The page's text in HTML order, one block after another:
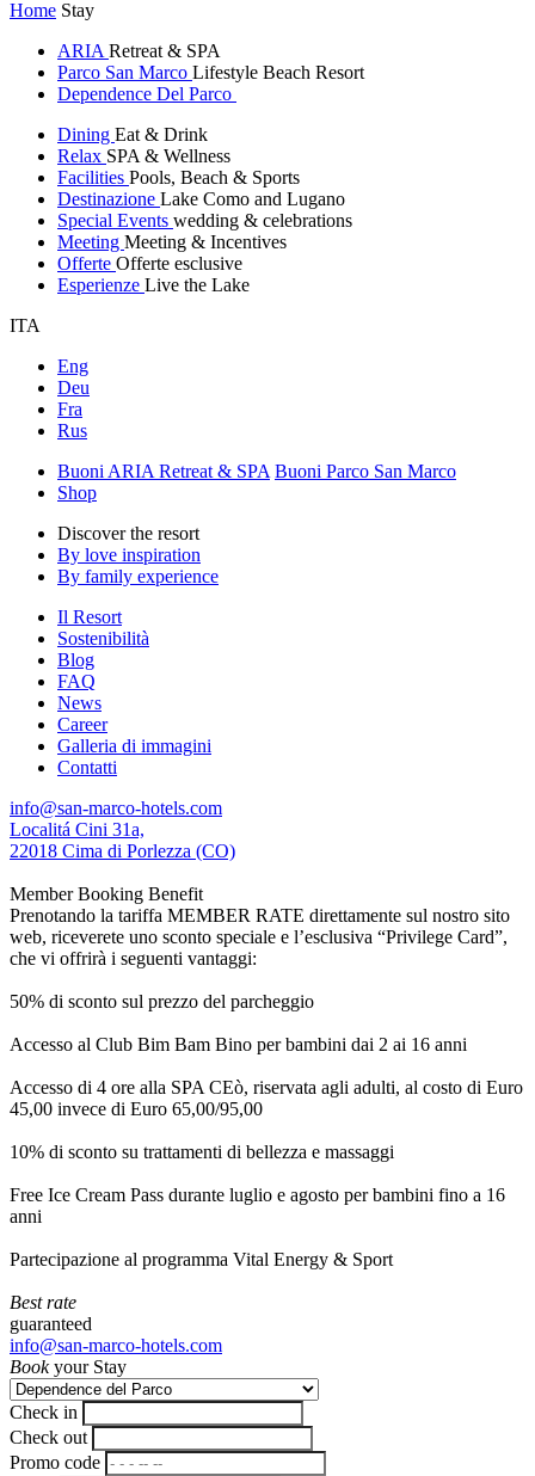
Home Stay
ARIA Retreat & SPA
Parco San Marco Lifestyle Beach Resort
Dependence Del Parco
Dining Eat & Drink
Relax SPA & Wellness
Facilities Pools, Beach & Sports
Destinazione Lake Como and Lugano
Special Events wedding & celebrations
Meeting Meeting & Incentives
Offerte Offerte esclusive
Esperienze Live the Lake
ITA
Eng
Deu
Fra
Rus
Buoni ARIA Retreat & SPA Buoni Parco San Marco
Shop
Discover the resort
By love inspiration
By family experience
Il Resort
Sostenibilità
Blog
FAQ
News
Career
Galleria di immagini
Contatti
info@san-marco-hotels.com
Localitá Cini 31a,
22018 Cima di Porlezza (CO)
Member Booking Benefit
Prenotando la tariffa MEMBER RATE direttamente sul nostro sito
web, riceverete uno sconto speciale e l’esclusiva “Privilege Card”,
che vi offrirà i seguenti vantaggi:
50% di sconto sul prezzo del parcheggio
Accesso al Club Bim Bam Bino per bambini dai 2 ai 16 anni
Accesso di 4 ore alla SPA CEò, riservata agli adulti, al costo di Euro
45,00 invece di Euro 65,00/95,00
10% di sconto su trattamenti di bellezza e massaggi
Free Ice Cream Pass durante luglio e agosto per bambini fino a 16
anni
Partecipazione al programma Vital Energy & Sport
Best rate
guaranteed
info@san-marco-hotels.com
Bookyour Stay
Check in
Check out
Promo code